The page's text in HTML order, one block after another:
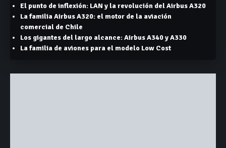
El punto de inflexión: LAN y la revolución del Airbus A320
La familia Airbus A320: el motor de la aviación
comercial de Chile
Los gigantes del largo alcance: Airbus A340 y A330
La familia de aviones para el modelo Low Cost